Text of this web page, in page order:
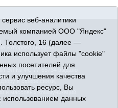
«Упорово онлайн».
ЭЛ № ФС 77-65734 выдано
в сфере связи,
и массовых коммуникаций
веб-аналитики
компанией ООО "Яндекс"
Толстого, 16 (далее —
использует файлы "cookie"
посетителей для
и улучшения качества
ресурс, Вы
использованием данных